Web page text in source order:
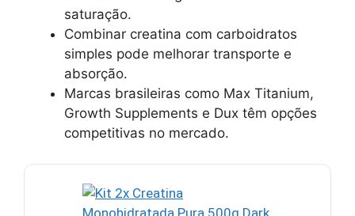
saturação.
Combinar creatina com carboidratos
simples pode melhorar transporte e
absorção.
Marcas brasileiras como Max Titanium,
Growth Supplements e Dux têm opções
competitivas no mercado.